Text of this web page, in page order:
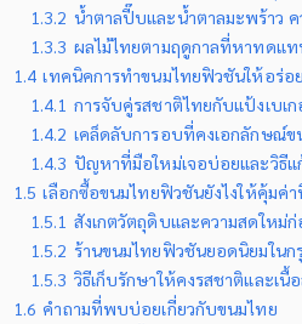
1.3.2 น้ำตาลปี๊บและน้ำตาลมะพร้าว
1.3.3 ผลไม้ไทยตามฤดูกาลที่หาทดแท
1.4 เทคนิคการทำขนมไทยฟิวชันให้อร่อ
1.4.1 การจับคู่รสชาติไทยกับแป้งเบเ
1.4.2 เคล็ดลับการอบที่คงเอกลักษณ์ข
1.4.3 ปัญหาที่มือใหม่เจอบ่อยและวิธีแ
1.5 เลือกซื้อขนมไทยฟิวชันยังไงให้คุ้มค่
1.5.1 สังเกตวัตถุดิบและความสดใหม่
1.5.2 ร้านขนมไทยฟิวชันยอดนิยมในก
1.5.3 วิธีเก็บรักษาให้คงรสชาติและเนื้
1.6 คำถามที่พบบ่อยเกี่ยวกับขนมไทย